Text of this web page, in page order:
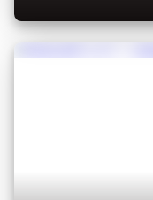
tekstury w grze.
oraz kilka innych
rozwinięciu